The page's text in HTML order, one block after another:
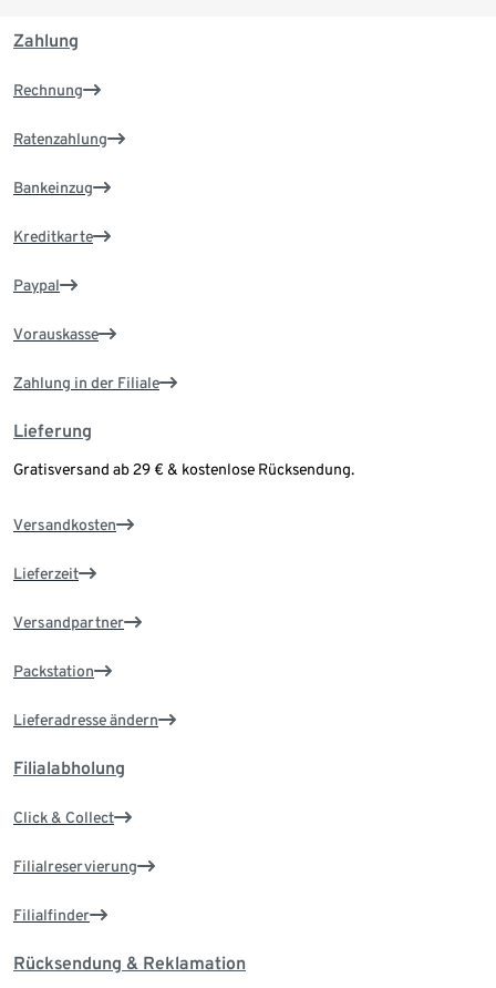
Zahlung
Rechnung
Ratenzahlung
Bankeinzug
Kreditkarte
Paypal
Vorauskasse
Zahlung in der Filiale
Lieferung
Gratisversand ab 29 € & kostenlose Rücksendung.
Versandkosten
Lieferzeit
Versandpartner
Packstation
Lieferadresse ändern
Filialabholung
Click & Collect
Filialreservierung
Filialfinder
Rücksendung & Reklamation